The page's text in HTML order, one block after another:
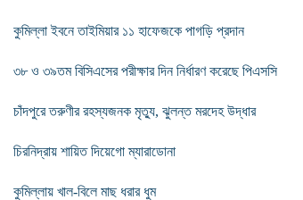
কুমিল্লা ইবনে তাইমিয়ার ১১ হাফেজকে পাগড়ি প্রদান
৩৮ ও ৩৯তম বিসিএসের পরীক্ষার দিন নির্ধারণ করেছে পিএসসি
চাঁদপুরে তরুণীর রহস্যজনক মৃত্যু, ঝুলন্ত মরদেহ উদ্ধার
চিরনিদ্রায় শায়িত দিয়েগো ম্যারাডোনা
কুমিল্লায় খাল-বিলে মাছ ধরার ধুম